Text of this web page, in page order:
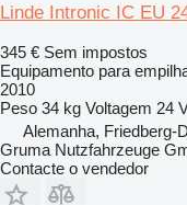
Linde Intronic IC EU
345 € Sem impostos
Equipamento para
2010
Peso 34 kg Voltagem 24
Alemanha, Friedberg-
Gruma Nutzfahrzeuge
Contacte o vendedor